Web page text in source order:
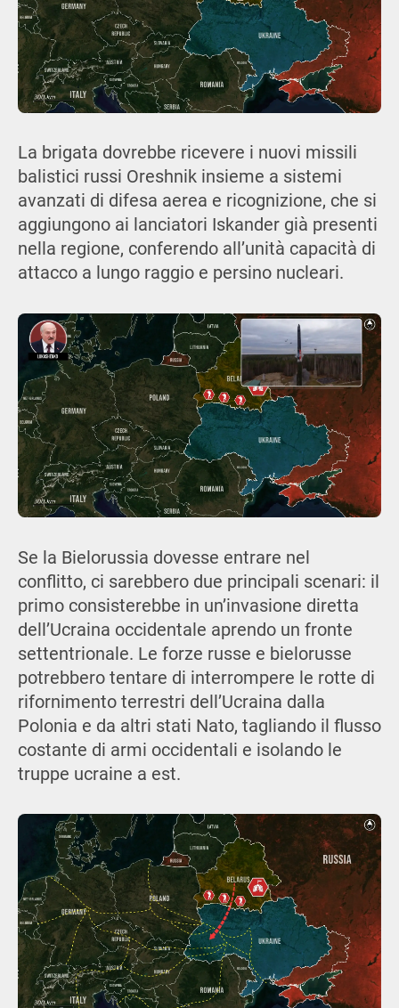
La brigata dovrebbe ricevere i nuovi missili
balistici russi Oreshnik insieme a sistemi
avanzati di difesa aerea e ricognizione, che si
aggiungono ai lanciatori Iskander già presenti
nella regione, conferendo all’unità capacità di
attacco a lungo raggio e persino nucleari.
Se la Bielorussia dovesse entrare nel
conflitto, ci sarebbero due principali scenari: il
primo consisterebbe in un’invasione diretta
dell’Ucraina occidentale aprendo un fronte
settentrionale. Le forze russe e bielorusse
potrebbero tentare di interrompere le rotte di
rifornimento terrestri dell’Ucraina dalla
Polonia e da altri stati Nato, tagliando il flusso
costante di armi occidentali e isolando le
truppe ucraine a est.